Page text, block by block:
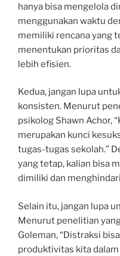
hanya bisa mengelola
menggunakan waktu
memiliki rencana yang
menentukan prioritas
lebih efisien.
Kedua, jangan lupa
konsisten. Menurut
psikolog Shawn Achor,
merupakan kunci
tugas-tugas sekolah.”
yang tetap, kalian bisa
dimiliki dan
Selain itu, jangan lupa
Menurut penelitian
Goleman, “Distraksi
produktivitas kita dalam